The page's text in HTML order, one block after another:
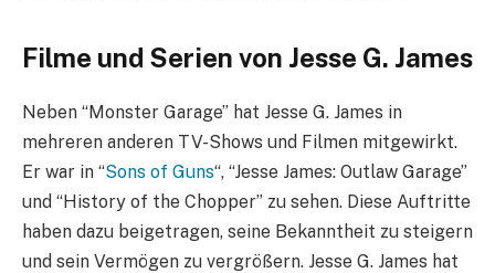
Filme und Serien von Jesse G. James
Neben “Monster Garage” hat Jesse G. James in
mehreren anderen TV-Shows und Filmen mitgewirkt.
Er war in “Sons of Guns“, “Jesse James: Outlaw Garage”
und “History of the Chopper” zu sehen. Diese Auftritte
haben dazu beigetragen, seine Bekanntheit zu steigern
und sein Vermögen zu vergrößern. Jesse G. James hat